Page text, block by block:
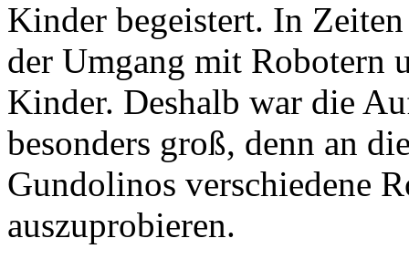
Kinder begeistert. In
der Umgang mit Robotern
Kinder. Deshalb war die
besonders groß, denn an
Gundolinos verschiedene
auszuprobieren.